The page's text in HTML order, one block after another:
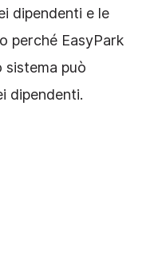
dipendenti e le
perché EasyPark
sistema può
dipendenti.